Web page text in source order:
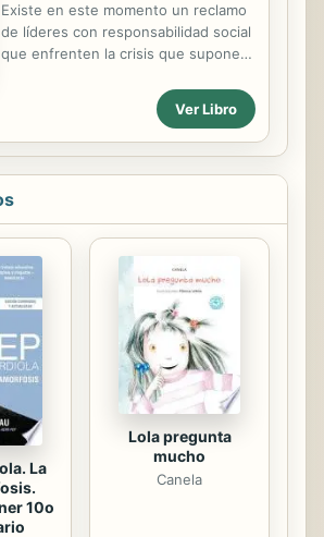
Existe en este momento un reclamo
de líderes con responsabilidad social
que enfrenten la crisis que supone la
social, el irrespeto a los derechos
humanos y el deterioro del medio
ambiente, entre otras muchas
situaciones que aquejan la sociedad
están graduando a miles de
estudiantes con competencias
profesionales, la mayoría de ellos
carecen de una formación en
liderazgo que impulse el cambio
social y nos encamine hacia un
mundo mejor. Liderazgo responsable
pretende formar líderes con la
capacidad de impulsar y propagar
la...
Ver Libro
La
10o
Lola pregunta
mucho
Canela